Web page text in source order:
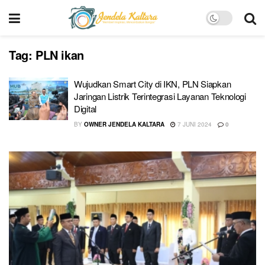
Tag: PLN ikan
Wujudkan Smart City di IKN, PLN Siapkan
Jaringan Listrik Terintegrasi Layanan Teknologi
Digital
BY OWNER JENDELA KALTARA 7 JUNI 2024 0